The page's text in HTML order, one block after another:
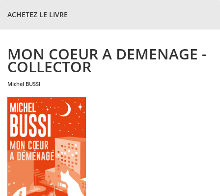
ACHETEZ LE LIVRE
MON COEUR A DEMENAGE -
COLLECTOR
michel BUSSI